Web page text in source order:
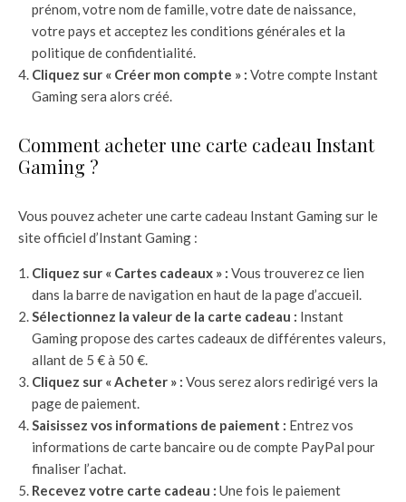
prénom, votre nom de famille, votre date de naissance,
votre pays et acceptez les conditions générales et la
politique de confidentialité.
Cliquez sur « Créer mon compte » : Votre compte Instant
Gaming sera alors créé.
Comment acheter une carte cadeau Instant
Gaming ?
Vous pouvez acheter une carte cadeau Instant Gaming sur le
site officiel d’Instant Gaming :
Cliquez sur « Cartes cadeaux » : Vous trouverez ce lien
dans la barre de navigation en haut de la page d’accueil.
Sélectionnez la valeur de la carte cadeau : Instant
Gaming propose des cartes cadeaux de différentes valeurs,
allant de 5 € à 50 €.
Cliquez sur « Acheter » : Vous serez alors redirigé vers la
page de paiement.
Saisissez vos informations de paiement : Entrez vos
informations de carte bancaire ou de compte PayPal pour
finaliser l’achat.
Recevez votre carte cadeau : Une fois le paiement